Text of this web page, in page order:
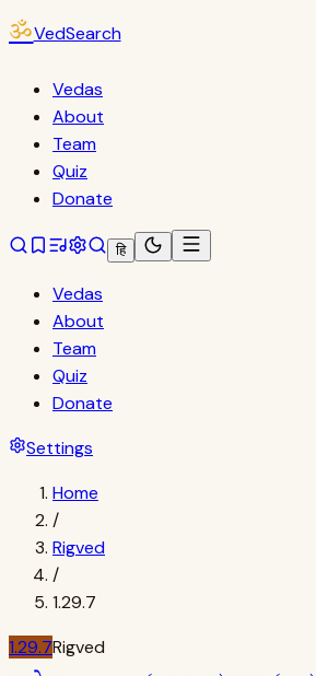
ॐVedSearch
Vedas
About
Team
Quiz
Donate
हि
Vedas
About
Team
Quiz
Donate
Settings
Home
/
Rigved
/
1.29.7
1.29.7Rigved